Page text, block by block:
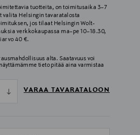
tuotteita, on toimitusaika 3–7
valita Helsingin tavaratalosta
jos tilaat Helsingin Wolt-
verkkokaupassa ma–pe 10–18.30,
40 €.
alta. Saatavuus voi
tieto pitää aina varmistaa
VARAA TAVARATALOON